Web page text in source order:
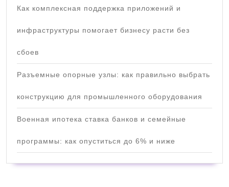
Как комплексная поддержка приложений и
инфраструктуры помогает бизнесу расти без
сбоев
Разъемные опорные узлы: как правильно выбрать
конструкцию для промышленного оборудования
Военная ипотека ставка банков и семейные
программы: как опуститься до 6% и ниже